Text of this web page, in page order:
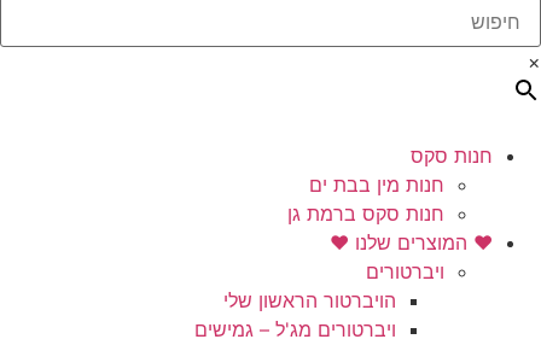
×
חנות סקס
חנות מין בבת ים
חנות סקס ברמת גן
❤️ המוצרים שלנו ❤️
ויברטורים
הויברטור הראשון שלי
ויברטורים מג'ל – גמישים